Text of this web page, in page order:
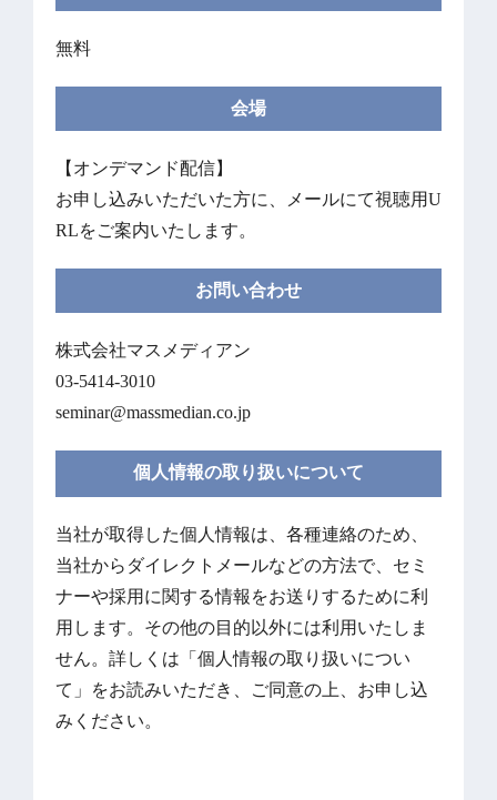
無料
会場
【オンデマンド配信】
お申し込みいただいた方に、メールにて視聴用U
RLをご案内いたします。
お問い合わせ
株式会社マスメディアン
03-5414-3010
seminar@massmedian.co.jp
個人情報の取り扱いについて
当社が取得した個人情報は、各種連絡のため、
当社からダイレクトメールなどの方法で、セミ
ナーや採用に関する情報をお送りするために利
用します。その他の目的以外には利用いたしま
せん。詳しくは「 個人情報の取り扱いについ
て 」をお読みいただき、ご同意の上、お申し込
みください。